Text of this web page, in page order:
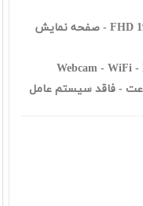
15.6 اينچ با دقت FHD 1920x1080 - صفحه نمایش
- فاقد سیستم عامل